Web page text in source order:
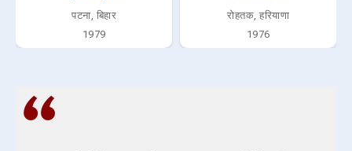
पटना, बिहार
1979
रोहतक, हरियाणा
1976